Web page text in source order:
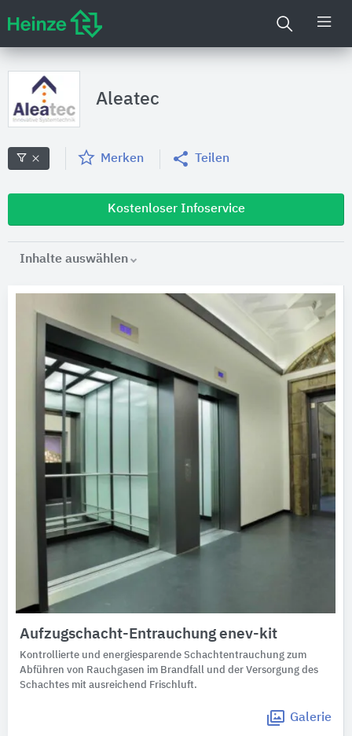
Aleatec
Merken Teilen
Kostenloser Infoservice
Inhalte auswählen
Aufzugschacht-Entrauchung enev-kit
Kontrollierte und energiesparende Schachtentrauchung zum
Abführen von Rauchgasen im Brandfall und der Versorgung des
Schachtes mit ausreichend Frischluft.
Galerie